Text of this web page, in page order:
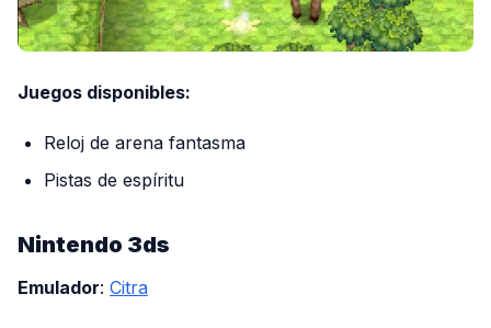
Juegos disponibles:
Reloj de arena fantasma
Pistas de espíritu
Nintendo 3ds
Emulador: Citra